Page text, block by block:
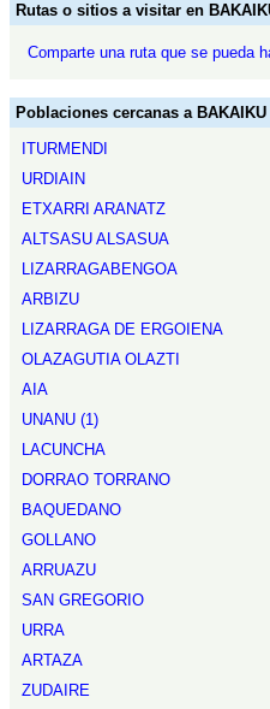
Rutas o sitios a visitar en
Comparte una ruta que se pueda
Poblaciones cercanas a
ITURMENDI
URDIAIN
ETXARRI ARANATZ
ALTSASU ALSASUA
LIZARRAGABENGOA
ARBIZU
LIZARRAGA DE ERGOIENA
OLAZAGUTIA OLAZTI
AIA
UNANU (1)
LACUNCHA
DORRAO TORRANO
BAQUEDANO
GOLLANO
ARRUAZU
SAN GREGORIO
URRA
ARTAZA
ZUDAIRE